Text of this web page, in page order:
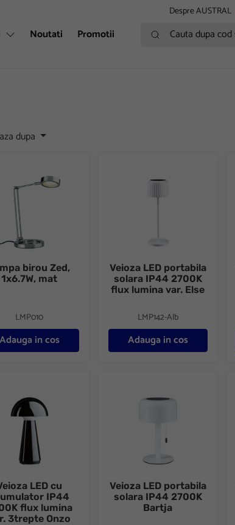
Despre AUSTRAL
Noutati Promotii Cauta dupa cod sau
dupa
birou Zed,
1x6.7W, mat
LMP010
Adauga in cos
Veioza LED portabila
solara IP44 2700K
flux lumina var. Else
LMP142-Alb
Adauga in cos
LED cu
IP44
flux lumina
3trepte Onzo
Veioza LED portabila
solara IP44 2700K
Bartja